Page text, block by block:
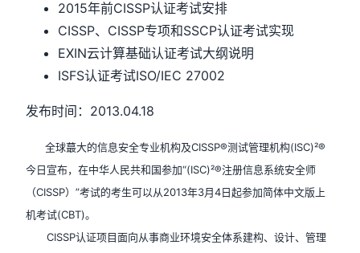
2015年前CISSP认证考试安排
CISSP、CISSP专项和SSCP认证考试实现
EXIN云计算基础认证考试大纲说明
ISFS认证考试ISO/IEC 27002
发布时间：2013.04.18
全球蕞大的信息安全专业机构及CISSP®测试管理机构(ISC)²®
今日宣布，在中华人民共和国参加“(ISC)²®注册信息系统安全师
（CISSP）”考试的考生可以从2013年3月4日起参加简体中文版上
机考试(CBT)。
CISSP认证项目面向从事商业环境安全体系建构、设计、管理